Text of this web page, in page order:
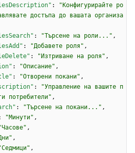
:
"Конфигурирайте ро
достъпа до вашата организа
: "Търсене на роли..." ,
: "Добавете роля" ,
: "Изтриване на роля" ,
: "Описание" ,
: "Отворени покани" ,
:
"Управление на вашите п
потребители" ,
: "Търсене на покани..." ,
"Минути" ,
,
,
,